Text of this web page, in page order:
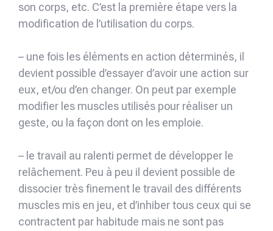
son corps, etc. C’est la première étape vers la
modification de l’utilisation du corps.
– une fois les éléments en action déterminés, il
devient possible d’essayer d’avoir une action sur
eux, et/ou d’en changer. On peut par exemple
modifier les muscles utilisés pour réaliser un
geste, ou la façon dont on les emploie.
– le travail au ralenti permet de développer le
relâchement. Peu à peu il devient possible de
dissocier très finement le travail des différents
muscles mis en jeu, et d’inhiber tous ceux qui se
contractent par habitude mais ne sont pas